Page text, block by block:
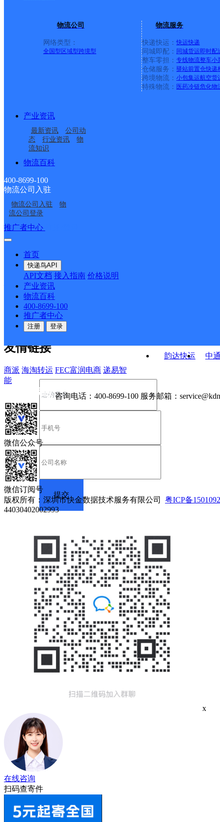
物流公司
网络类型：
全国型 区域型跨境型
物流服务
快递快运： 快运快递
同城即配： 同城货运即时配
整车零担： 专线物流整车小
仓储服务： 驿站前置仓快递
跨境物流： 小包集运航空货
特殊物流： 医药冷链危化物
产业资讯
最新资讯
公司动
态
行业资讯
物
流知识
物流百科
400-8699-100
物流公司入驻
物流公司入驻
物
流公司登录
推广者中心
首页
快递鸟API
API文档 接入指南 价格说明
产业资讯
物流百科
400-8699-100
推广者中心
注册 登录
服务部
白山长白县鸭绿江大街
网点
通化白山长白县
白山长白县营业部
八道沟邮政支局
十二道沟邮政所
马鹿沟邮政支局
韵达快运
中
接口API
API接口 DEMO下载
关于我们
公司介绍 企业动态
合作伙伴 快递鸟接口服务协议
户隐私政策
友情链接
商派 海淘转运 FEC富润电商 递易智
能
咨询电话： 400-8699-100 服务邮箱：
微信公众号
微信订阅号
版权所有：深圳市快金数据技术服务有限公司 粤ICP备
44030402002993
x
在线咨询
扫码查寄件